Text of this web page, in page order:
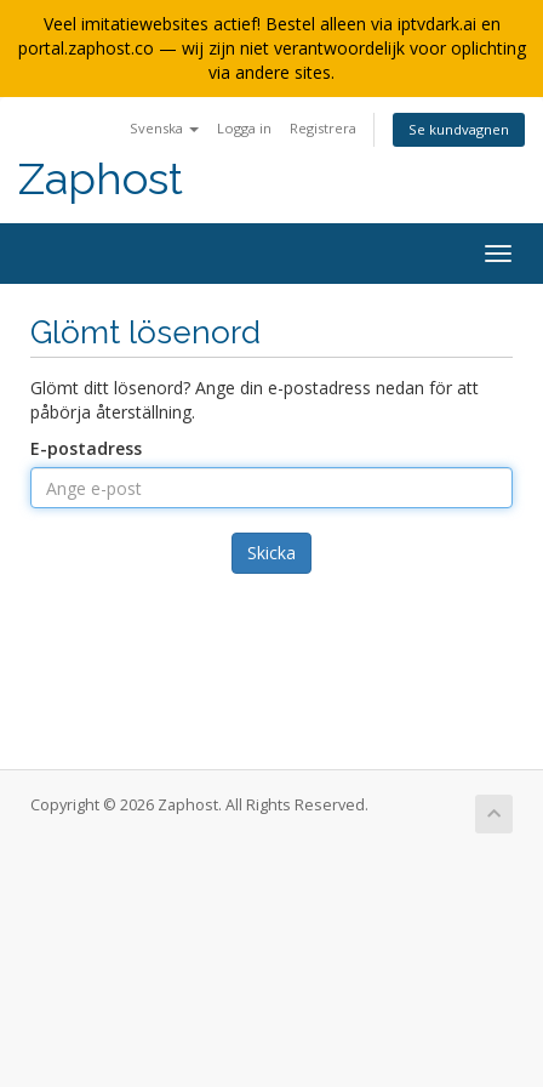
Veel imitatiewebsites actief! Bestel alleen via iptvdark.ai en
portal.zaphost.co — wij zijn niet verantwoordelijk voor oplichting
via andere sites.
Svenska Logga in Registrera Se kundvagnen
Zaphost
Glömt lösenord
Glömt ditt lösenord? Ange din e-postadress nedan för att
påbörja återställning.
E-postadress
Skicka
Copyright © 2026 Zaphost. All Rights Reserved.